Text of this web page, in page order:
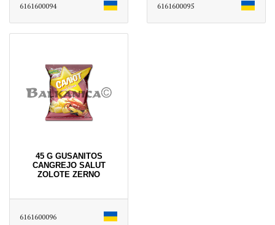
6161600094 6161600095
45 G GUSANITOS
CANGREJO SALUT
ZOLOTE ZERNO
6161600096